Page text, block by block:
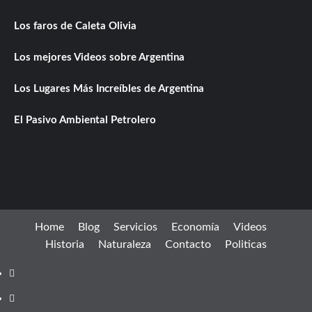
Los faros de Caleta Olivia
Los mejores Videos sobre Argentina
Los Lugares Más Increíbles de Argentina
El Pasivo Ambiental Petrolero
Home Blog Servicios Economía
Videos
Historia
Naturaleza Contacto Politicas
Facebook
instagram